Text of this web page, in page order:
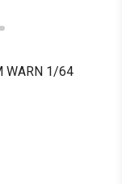
WARN 1/64